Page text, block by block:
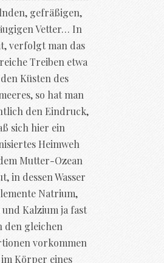
gefräßigen,
Vetter… In
verfolgt man das
Treiben etwa
Küsten des
so hat man
den Eindruck,
sich hier ein
Heimweh
Mutter-Ozean
in dessen Wasser
Natrium,
und Kalzium ja fast
den gleichen
vorkommen
Körper eines